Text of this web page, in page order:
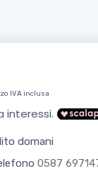
IVA inclusa
domani
0587